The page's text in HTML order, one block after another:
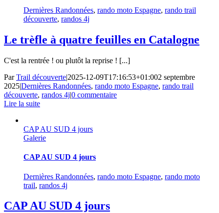
Dernières Randonnées, rando moto Espagne, rando trail
découverte, randos 4j
Le trèfle à quatre feuilles en Catalogne
C'est la rentrée ! ou plutôt la reprise ! [...]
ParTrail découverte|2025-12-09T17:16:53+01:002 septembre
2025|Dernières Randonnées, rando moto Espagne, rando trail
découverte, randos 4j|0 commentaire
Lire la suite
CAP AU SUD 4 jours
Galerie
CAP AU SUD 4 jours
Dernières Randonnées, rando moto Espagne, rando moto
trail, randos 4j
CAP AU SUD 4 jours